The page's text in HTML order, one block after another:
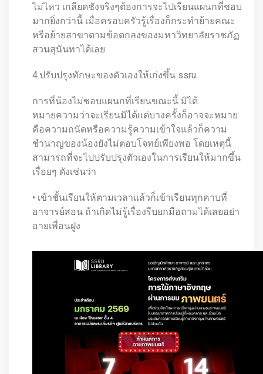
ไม่ไหว เกลียดชังจริงๆต้องการจะไปเรียนแผนกที่ชอบ
มากยิ่งกว่านี้ เมื่อครอบครัวรู้เรื่องก็กระทำย้ายคณะ
หรือย้ายสาขาตามข้อตกลงของมหาวิทยาลัยราชภัฏ
สวนสุนันทาได้เลย
4.ปรับปรุงทักษะของตัวเองให้เก่งขึ้น ssru
การที่น้องไม่ชอบแผนกที่เรียนขณะนี้ มิได้
หมายความว่าจะเรียนมิได้แต่บางครั้งก็อาจจะหมาย
คือความถนัดหรือความรู้ความเข้าใจแล้วก็ความ
ชำนาญของน้องยังไม่ตอบโจทย์เพียงพอ โดยเหตุนี้
สามารถที่จะไปปรับปรุงตัวเองในการเรียนให้มากขึ้น
เรื่อยๆ ดังเช่นว่า
• เข้าชั้นเรียนให้ตามเวลาแล้วก็เข้าเรียนทุกคาบที่
อาจารย์สอน ถ้าเกิดไม่รู้เรื่องรีบยกมือถามได้เลยอย่า
อายเพื่อนฝูง